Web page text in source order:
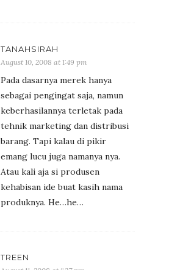
TANAHSIRAH
August 10, 2008 at 1:49 pm
Pada dasarnya merek hanya
sebagai pengingat saja, namun
keberhasilannya terletak pada
tehnik marketing dan distribusi
barang. Tapi kalau di pikir
emang lucu juga namanya nya.
Atau kali aja si produsen
kehabisan ide buat kasih nama
produknya. He…he…
TREEN